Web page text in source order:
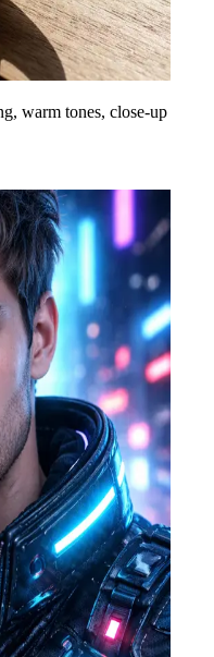
warm tones, close-up